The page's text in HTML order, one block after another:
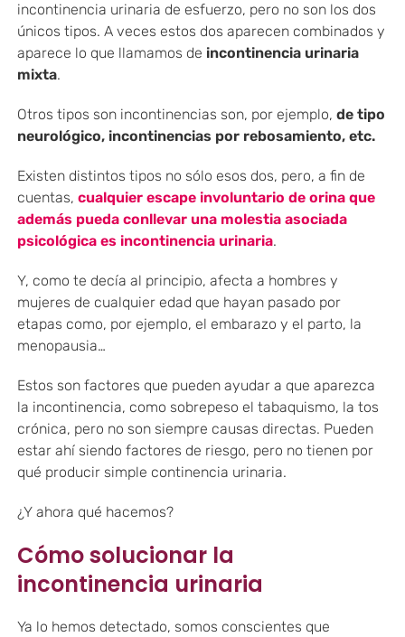
incontinencia urinaria de esfuerzo, pero no son los dos
únicos tipos. A veces estos dos aparecen combinados y
aparece lo que llamamos de incontinencia urinaria
mixta.
Otros tipos son incontinencias son, por ejemplo, de tipo
neurológico, incontinencias por rebosamiento, etc.
Existen distintos tipos no sólo esos dos, pero, a fin de
cuentas, cualquier escape involuntario de orina que
además pueda conllevar una molestia asociada
psicológica es incontinencia urinaria.
Y, como te decía al principio, afecta a hombres y
mujeres de cualquier edad que hayan pasado por
etapas como, por ejemplo, el embarazo y el parto, la
menopausia…
Estos son factores que pueden ayudar a que aparezca
la incontinencia, como sobrepeso el tabaquismo, la tos
crónica, pero no son siempre causas directas. Pueden
estar ahí siendo factores de riesgo, pero no tienen por
qué producir simple continencia urinaria.
¿Y ahora qué hacemos?
Cómo solucionar la
incontinencia urinaria
Ya lo hemos detectado, somos conscientes que